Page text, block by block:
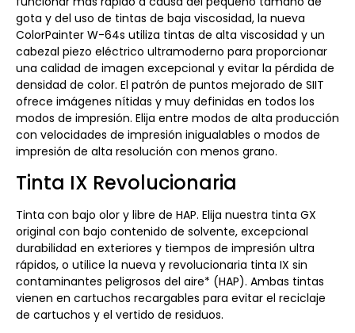
gota y del uso de tintas de baja viscosidad, la nueva
ColorPainter W-64s utiliza tintas de alta viscosidad y un
cabezal piezo eléctrico ultramoderno para proporcionar
una calidad de imagen excepcional y evitar la pérdida de
densidad de color. El patrón de puntos mejorado de SIIT
ofrece imágenes nítidas y muy definidas en todos los
modos de impresión. Elija entre modos de alta producción
con velocidades de impresión inigualables o modos de
impresión de alta resolución con menos grano.
Tinta IX Revolucionaria
Tinta con bajo olor y libre de HAP. Elija nuestra tinta GX
original con bajo contenido de solvente, excepcional
durabilidad en exteriores y tiempos de impresión ultra
rápidos, o utilice la nueva y revolucionaria tinta IX sin
contaminantes peligrosos del aire* (HAP). Ambas tintas
vienen en cartuchos recargables para evitar el reciclaje
de cartuchos y el vertido de residuos.